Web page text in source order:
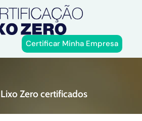
Certificar Minha Empresa
Zero certificados